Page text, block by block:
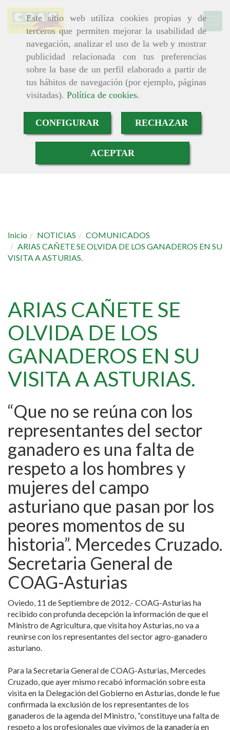
Este sitio web utiliza cookies propias y de
terceros que permiten mejorar la usabilidad de
navegación, analizar el uso de la web y mostrar
publicidad relacionada con tus preferencias
sobre la base de un perfil elaborado a partir de
tus hábitos de navegación (por ejemplo, páginas
visitadas). Política de cookies.
CONFIGURAR RECHAZAR
ACEPTAR
Inicio NOTICIAS
COMUNICADOS
ARIAS CAÑETE SE OLVIDA DE LOS GANADEROS EN SU
VISITA A ASTURIAS.
ARIAS CAÑETE SE
OLVIDA DE LOS
GANADEROS EN SU
VISITA A ASTURIAS.
“Que no se reúna con los
representantes del sector
ganadero es una falta de
respeto a los hombres y
mujeres del campo
asturiano que pasan por los
peores momentos de su
historia”. Mercedes Cruzado.
Secretaria General de
COAG-Asturias
Oviedo, 11 de Septiembre de 2012.- COAG-Asturias ha
recibido con profunda decepción la información de que el
Ministro de Agricultura, que visita hoy Asturias, no va a
reunirse con los representantes del sector agro-ganadero
asturiano.
Para la Secretaria General de COAG-Asturias, Mercedes
Cruzado, que ayer mismo recabó información sobre esta
visita en la Delegación del Gobierno en Asturias, donde le fue
confirmada la exclusión de los representantes de los
ganaderos de la agenda del Ministro, “constituye una falta de
respeto a los profesionales que vivimos de la ganadería en